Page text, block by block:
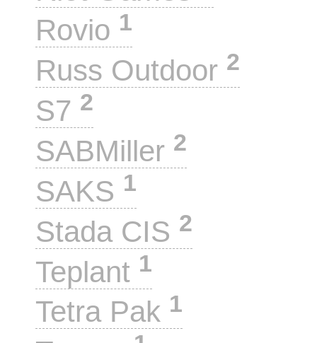
Rovio 1
Russ Outdoor 2
S7 2
SABMiller 2
SAKS 1
Stada CIS 2
Teplant 1
Tetra Pak 1